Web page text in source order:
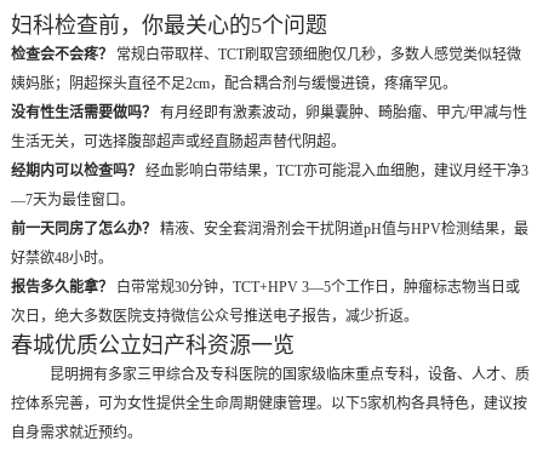
妇科检查前，你最关心的5个问题
检查会不会疼？
常规白带取样、TCT刷取宫颈细胞仅几秒，多数人感觉类似轻微
姨妈胀；阴超探头直径不足2cm，配合耦合剂与缓慢进镜，疼痛罕见。
没有性生活需要做吗？
有月经即有激素波动，卵巢囊肿、畸胎瘤、甲亢/甲减与性
生活无关，可选择腹部超声或经直肠超声替代阴超。
经期内可以检查吗？
经血影响白带结果，TCT亦可能混入血细胞，建议月经干净3
—7天为最佳窗口。
前一天同房了怎么办？
精液、安全套润滑剂会干扰阴道pH值与HPV检测结果，最
好禁欲48小时。
报告多久能拿？
白带常规30分钟，TCT+HPV 3—5个工作日，肿瘤标志物当日或
次日，绝大多数医院支持微信公众号推送电子报告，减少折返。
春城优质公立妇产科资源一览
昆明拥有多家三甲综合及专科医院的国家级临床重点专科，设备、人才、质
控体系完善，可为女性提供全生命周期健康管理。以下5家机构各具特色，建议按
自身需求就近预约。